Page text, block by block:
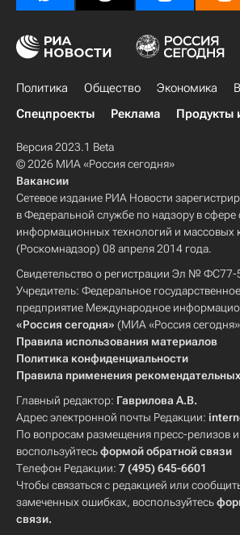
Политика Общество Экономика
Спецпроекты
Реклама Продукты
Версия 2023.1 Beta
© 2026 МИА «Россия сегодня»
Вакансии
Сетевое издание РИА Новости
в Федеральной службе по надзору в сфере
информационных технологий и массовых
(Роскомнадзор) 08 апреля 2014 года.
Свидетельство о регистрации Эл № ФС77-
Учредитель: Федеральное
предприятие Международное
«Россия сегодня» (МИА «Россия
Правила использования материалов
Политика конфиденциальности
Правила применения
Главный редактор: Гаврилова А.В.
Адрес электронной почты Редакции:
По вопросам размещения пресс-релизов
воспользуйтесьформой обратной связи
Телефон Редакции: 7 (495) 645-6601
Чтобы связаться с редакцией или
замеченных ошибках, воспользуйтесь
связи.